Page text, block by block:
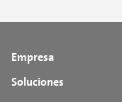
Empresa
Soluciones